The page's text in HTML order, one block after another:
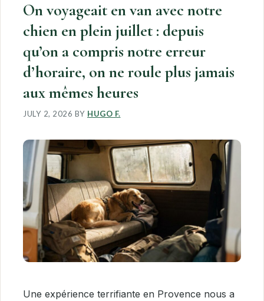
On voyageait en van avec notre
chien en plein juillet : depuis
qu’on a compris notre erreur
d’horaire, on ne roule plus jamais
aux mêmes heures
JULY 2, 2026 BY HUGO F.
Une expérience terrifiante en Provence nous a